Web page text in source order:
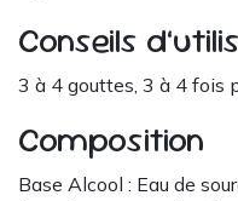
Conseils
3 à 4 gouttes, 3 à 4 fois
Composition
Base Alcool : Eau de